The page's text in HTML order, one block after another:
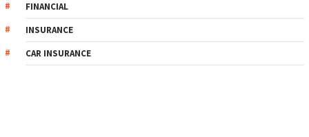
FINANCIAL
INSURANCE
CAR INSURANCE